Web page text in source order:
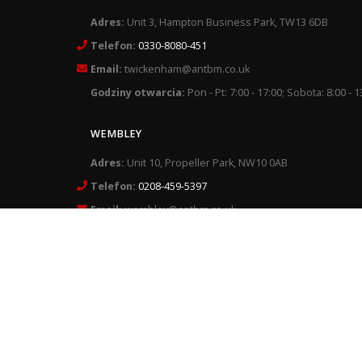
Adres: Unit 3, Hampton Business Park, TW13 6DB
Telefon: 0330-8080-451
Email: twickenham@antbm.co.uk
Godziny otwarcia: Pon - Pt: 7:00 - 17:00; Sobota: 8:00 -
WEMBLEY
Adres: Unit 10, Propeller Park, NW10 0AB
Telefon: 0208-459-5397
Email:wembley@antbm.co.uk